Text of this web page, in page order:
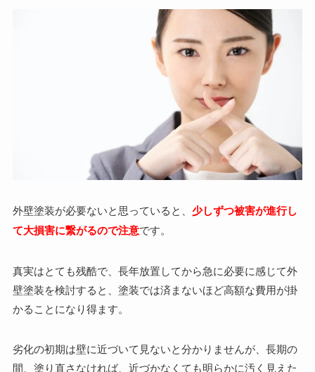
外壁塗装が必要ないと思っていると、 少しずつ被害が進行し
て大損害に繋がるので注意です。
真実はとても残酷で、長年放置してから急に必要に感じて外
壁塗装を検討すると、塗装では済まないほど高額な費用が掛
かることになり得ます。
劣化の初期は壁に近づいて見ないと分かりませんが、長期の
間、塗り直さなければ、近づかなくても明らかに汚く見えた